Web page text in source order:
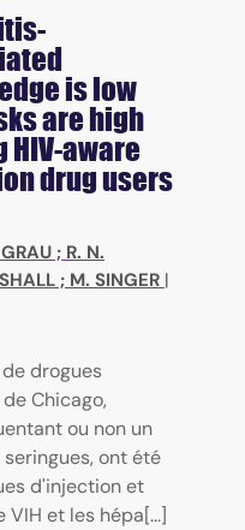
is low
are high
HIV-aware
drug users
; R. N.
; M. SINGER |
de drogues
Chicago,
ou non un
ont été
d'injection et
et les hépa[...]